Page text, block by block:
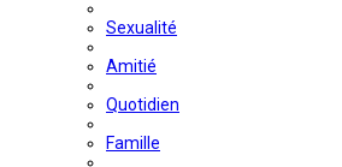
Sexualité
Amitié
Quotidien
Famille